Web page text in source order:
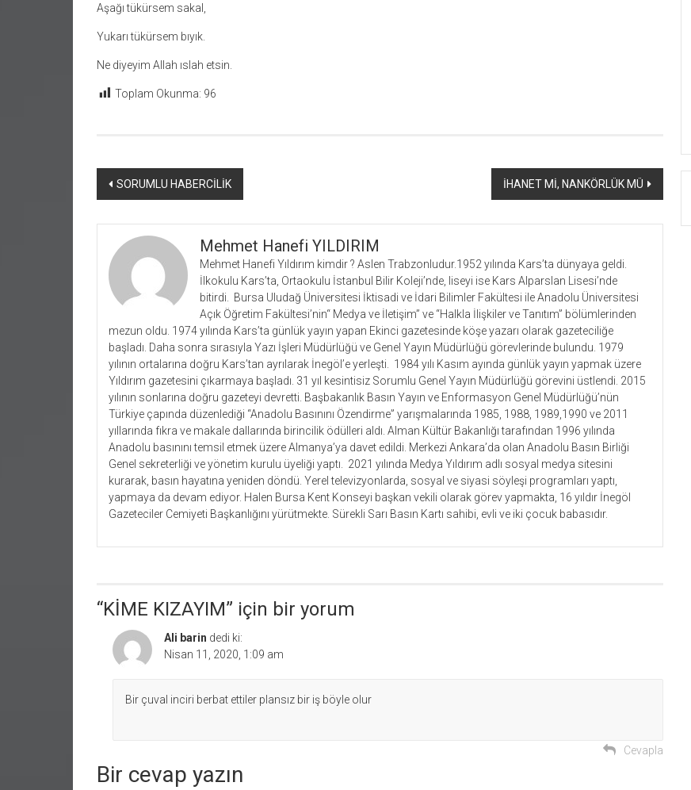
Aşağı tükürsem sakal,
Yukarı tükürsem bıyık.
Ne diyeyim Allah ıslah etsin.
Toplam Okunma: 96
Yazı
SORUMLU HABERCİLİK İHANET Mİ, NANKÖRLÜK MÜ
Mehmet Hanefi YILDIRIM
Mehmet Hanefi Yıldırım kimdir ? Aslen Trabzonludur.1952 yılında Kars’ta dünyaya geldi.
İlkokulu Kars’ta, Ortaokulu İstanbul Bilir Koleji’nde, liseyi ise Kars Alparslan Lisesi’nde
bitirdi. Bursa Uludağ Üniversitesi İktisadi ve İdari Bilimler Fakültesi ile Anadolu Üniversitesi
Açık Öğretim Fakültesi’nin“ Medya ve İletişim” ve “Halkla İlişkiler ve Tanıtım” bölümlerinden
mezun oldu. 1974 yılında Kars’ta günlük yayın yapan Ekinci gazetesinde köşe yazarı olarak gazeteciliğe
başladı. Daha sonra sırasıyla Yazı İşleri Müdürlüğü ve Genel Yayın Müdürlüğü görevlerinde bulundu. 1979
yılının ortalarına doğru Kars’tan ayrılarak İnegöl’e yerleşti. 1984 yılı Kasım ayında günlük yayın yapmak üzere
Yıldırım gazetesini çıkarmaya başladı. 31 yıl kesintisiz Sorumlu Genel Yayın Müdürlüğü görevini üstlendi. 2015
yılının sonlarına doğru gazeteyi devretti. Başbakanlık Basın Yayın ve Enformasyon Genel Müdürlüğü’nün
Türkiye çapında düzenlediği “Anadolu Basınını Özendirme” yarışmalarında 1985, 1988, 1989,1990 ve 2011
yıllarında fıkra ve makale dallarında birincilik ödülleri aldı. Alman Kültür Bakanlığı tarafından 1996 yılında
Anadolu basınını temsil etmek üzere Almanya’ya davet edildi. Merkezi Ankara’da olan Anadolu Basın Birliği
Genel sekreterliği ve yönetim kurulu üyeliği yaptı. 2021 yılında Medya Yıldırım adlı sosyal medya sitesini
kurarak, basın hayatına yeniden döndü. Yerel televizyonlarda, sosyal ve siyasi söyleşi programları yaptı,
yapmaya da devam ediyor. Halen Bursa Kent Konseyi başkan vekili olarak görev yapmakta, 16 yıldır İnegöl
Gazeteciler Cemiyeti Başkanlığını yürütmekte. Sürekli Sarı Basın Kartı sahibi, evli ve iki çocuk babasıdır.
“KİME KIZAYIM” için bir yorum
Ali barin dedi ki:
Nisan 11, 2020, 1:09 am
Bir çuval inciri berbat ettiler plansız bir iş böyle olur
Cevapla
Bir cevap yazın